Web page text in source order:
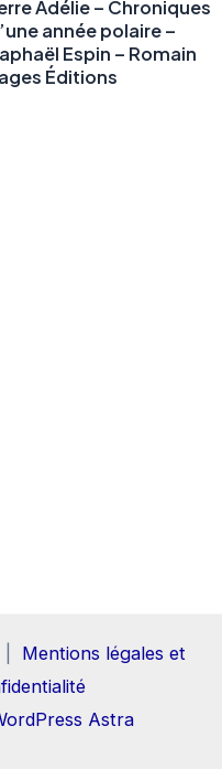
Adélie – Chroniques
année polaire –
Espin – Romain
Éditions
| Mentions légales et
Astra